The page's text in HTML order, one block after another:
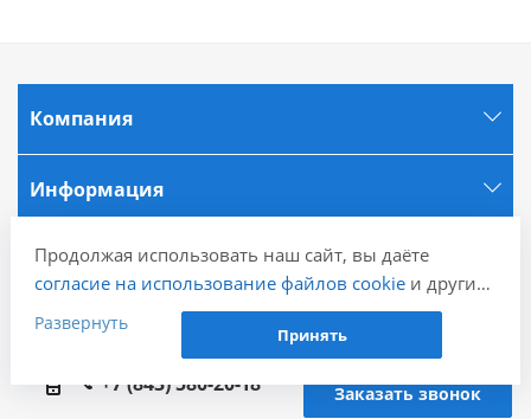
Компания
Информация
Города
Наши контакты
+7 (843) 580-20-18
Заказать звонок
Продолжая использовать наш сайт, вы даёте
согласие на использование файлов cookieи других
пользовательских данных (включая IP-адрес,
сведения о местоположении, устройстве, действиях
проведения статистических исследований,
Развернуть
Принять